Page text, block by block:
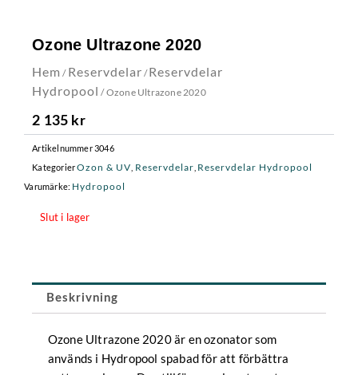
Ozone Ultrazone 2020
Hem / Reservdelar /Reservdelar
Hydropool / Ozone Ultrazone 2020
2 135 kr
Artikelnummer3046
KategorierOzon & UV Reservdelar Reservdelar Hydropool
Varumärke: Hydropool
Slut i lager
Beskrivning
Ozone Ultrazone 2020 är en ozonator som
används i Hydropool spabad för att förbättra